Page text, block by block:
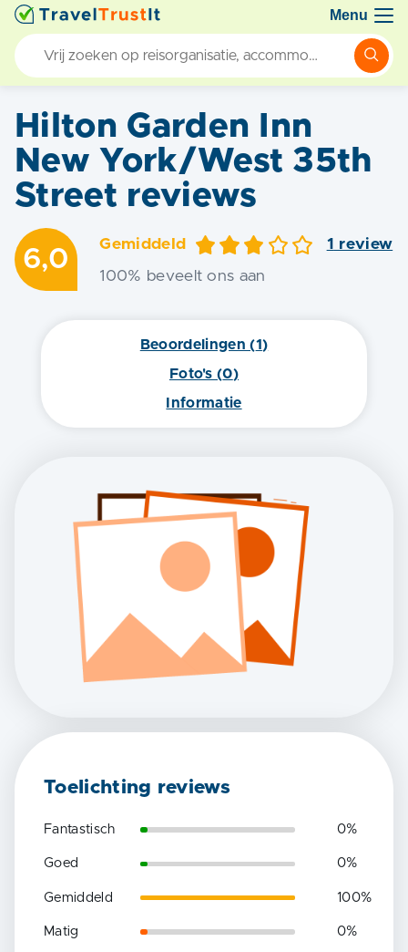
Menu
Hilton Garden Inn
New York/West 35th
Street reviews
6,0
Gemiddeld 1 review
100% beveelt ons aan
Beoordelingen (1)
Foto's (0)
Informatie
Toelichting reviews
Fantastisch 0%
Goed 0%
Gemiddeld 100%
Matig 0%